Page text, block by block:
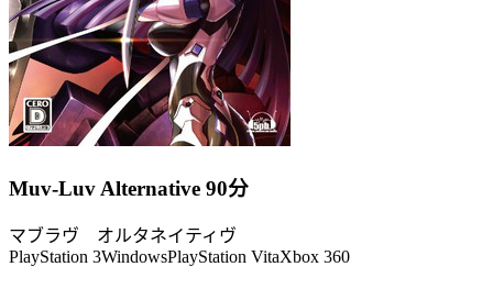
Muv-Luv Alternative 90分
マブラヴ オルタネイティヴ
PlayStation 3WindowsPlayStation VitaXbox 360